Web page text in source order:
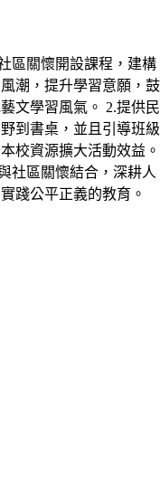
區關懷開設課程，建構
潮，提升學習意願，鼓
文學習風氣。 2.提供民
到書桌，並且引導班級
校資源擴大活動效益。
社區關懷結合，深耕人
踐公平正義的教育。